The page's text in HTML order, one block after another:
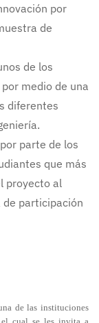
por
de
de los
medio de una
diferentes
parte de los
que más
proyecto al
participación
de las instituciones